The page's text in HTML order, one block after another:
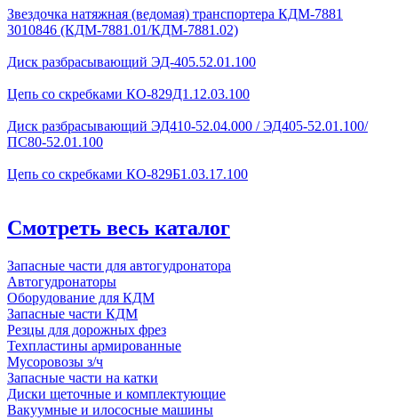
Звездочка натяжная (ведомая) транспортера КДМ-7881
3010846 (КДМ-7881.01/КДМ-7881.02)
Диск разбрасывающий ЭД-405.52.01.100
Цепь со скребками КО-829Д1.12.03.100
Диск разбрасывающий ЭД410-52.04.000 / ЭД405-52.01.100/
ПС80-52.01.100
Цепь со скребками КО-829Б1.03.17.100
Смотреть весь каталог
Запасные части для автогудронатора
Автогудронаторы
Оборудование для КДМ
Запасные части КДМ
Резцы для дорожных фрез
Техпластины армированные
Мусоровозы з/ч
Запасные части на катки
Диски щеточные и комплектующие
Вакуумные и илососные машины